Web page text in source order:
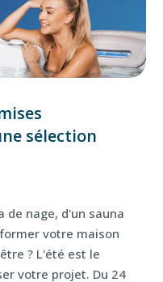
sélection
de nage, d'un sauna
votre maison
? L'été est le
votre projet. Du 24